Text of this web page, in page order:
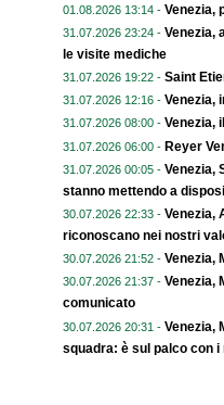
01.08.2026 13:14 - Venezia,
31.07.2026 23:24 - Venezia,
le visite mediche
31.07.2026 19:22 - Saint
31.07.2026 12:16 - Venezia,
31.07.2026 08:00 - Venezia,
31.07.2026 06:00 - Reyer
31.07.2026 00:05 - Venezia,
stanno mettendo a
30.07.2026 22:33 - Venezia,
riconoscano nei nostri
30.07.2026 21:52 - Venezia,
30.07.2026 21:37 - Venezia,
comunicato
30.07.2026 20:31 - Venezia,
squadra: è sul palco con